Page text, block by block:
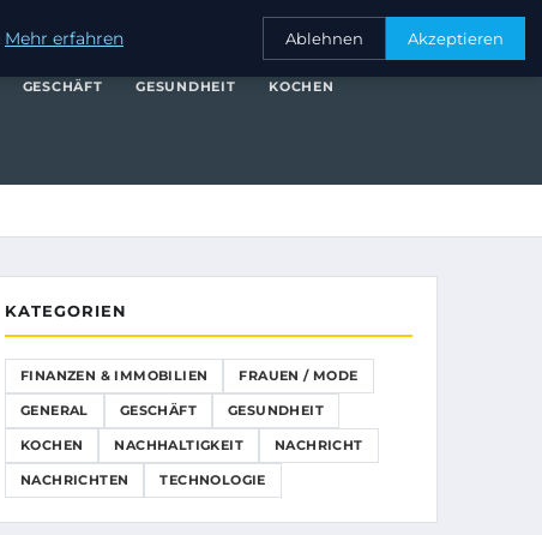
FRAUEN / MODEGENERALGESCHÄFT
GESCHÄFT GESUNDHEIT KOCHEN
KATEGORIEN
FINANZEN & IMMOBILIEN FRAUEN / MODE
GENERAL GESCHÄFT GESUNDHEIT
KOCHEN NACHHALTIGKEIT NACHRICHT
NACHRICHTEN TECHNOLOGIE
Mehr erfahren Ablehnen Akzeptieren